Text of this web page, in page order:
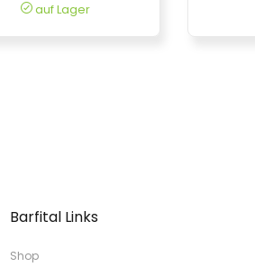
auf Lager
Barfital Links
Shop